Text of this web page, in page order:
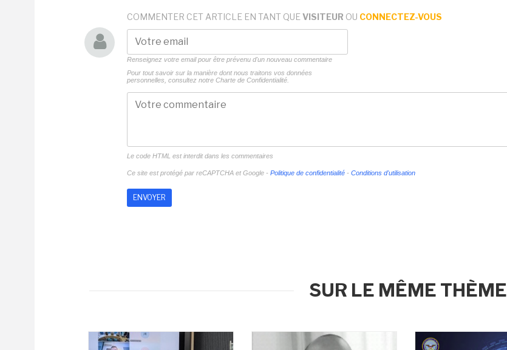
COMMENTER CET ARTICLE EN TANT QUE VISITEUR OU CONNECTEZ-VOUS
Renseignez votre email pour être prévenu d'un nouveau commentaire
Pour tout savoir sur la manière dont nous traitons vos données
personnelles, consultez notre Charte de Confidentialité.
Le code HTML est interdit dans les commentaires
Ce site est protégé par reCAPTCHA et Google - Politique de confidentialité - Conditions d'utilisation
SUR LE MÊME THÈME